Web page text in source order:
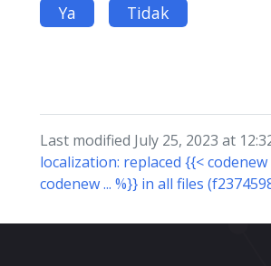
Ya Tidak
Last modified July 25, 2023 at
localization: replaced {{< codenew
codenew ... %}} in all files